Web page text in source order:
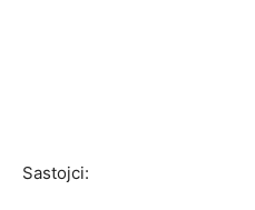
Sastojci: